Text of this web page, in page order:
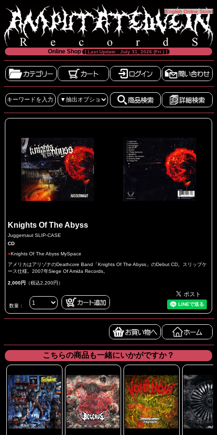
[English Online Store]
Online Shop [ Last Update : July 31, 2026 (Fri.) ]
Knights Of The Abyss
Juggernaut SLIP-CASE
CD
●Knights Of The Abyss MySpace
アメリカはアリゾナのDeathcore Band「Knights Of The Abyss」のDebut CD。スリップケ
ース仕様。2007年Siege Of Amida Records。
2,000円 （税込2,200円）
数量：
こちらの商品も一緒にいかがですか？